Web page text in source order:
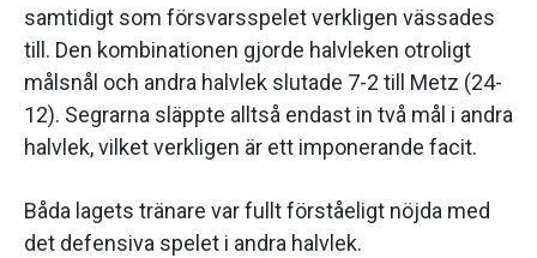
samtidigt som försvarsspelet verkligen vässades
till. Den kombinationen gjorde halvleken otroligt
målsnål och andra halvlek slutade 7-2 till Metz (24-
12). Segrarna släppte alltså endast in två mål i andra
halvlek, vilket verkligen är ett imponerande facit.
Båda lagets tränare var fullt förståeligt nöjda med
det defensiva spelet i andra halvlek.